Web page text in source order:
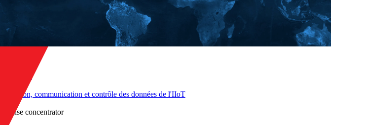
Gestion, communication et contrôle des données de l'IIoT
Pulse concentrator